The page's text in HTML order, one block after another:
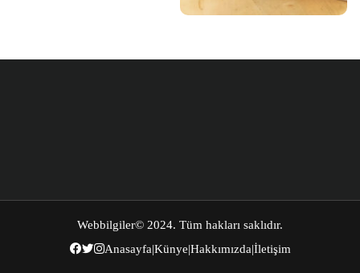
Webbilgiler© 2024. Tüm hakları saklıdır.
Anasayfa|Künye|Hakkımızda|İletişim